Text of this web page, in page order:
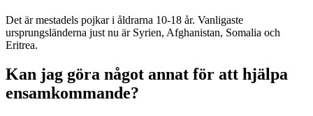
Det är mestadels pojkar i åldrarna 10-18 år. Vanligaste
ursprungsländerna just nu är Syrien, Afghanistan, Somalia och
Eritrea.
Kan jag göra något annat för att hjälpa
ensamkommande?